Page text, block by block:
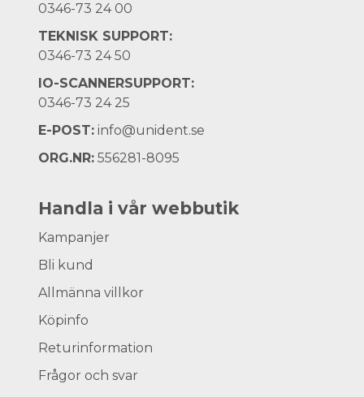
0346-73 24 00
TEKNISK SUPPORT:
0346-73 24 50
IO-SCANNERSUPPORT:
0346-73 24 25
E-POST: info@unident.se
ORG.NR: 556281-8095
Handla i vår webbutik
Kampanjer
Bli kund
Allmänna villkor
Köpinfo
Returinformation
Frågor och svar